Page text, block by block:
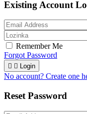
Existing Account
Remember Me
Forgot Password
  Login
No account? Create one
Reset Password